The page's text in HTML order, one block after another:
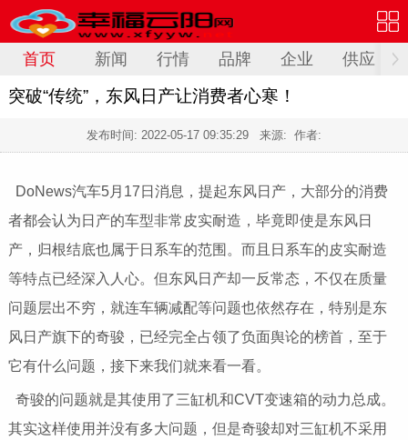
首页 新闻 行情 品牌 企业 供应
突破“传统”，东风日产让消费者心寒！
发布时间: 2022-05-17 09:35:29 来源: 作者:
DoNews汽车5月17日消息，提起东风日产，大部分的消费
者都会认为日产的车型非常皮实耐造，毕竟即使是东风日
产，归根结底也属于日系车的范围。而且日系车的皮实耐造
等特点已经深入人心。但东风日产却一反常态，不仅在质量
问题层出不穷，就连车辆减配等问题也依然存在，特别是东
风日产旗下的奇骏，已经完全占领了负面舆论的榜首，至于
它有什么问题，接下来我们就来看一看。
奇骏的问题就是其使用了三缸机和CVT变速箱的动力总成。
其实这样使用并没有多大问题，但是奇骏却对三缸机不采用